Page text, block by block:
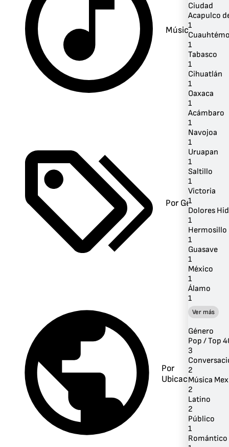
Música
Por Género
Por
Ubicación
Ciudad
Acapulco
1
1
Tabasco
1
Cihuatlán
1
Oaxaca
1
Acámbaro
1
Navojoa
1
Uruapan
1
Saltillo
1
Victoria
1
Dolores
1
Hermosillo
1
Guasave
1
México
1
Álamo
1
Ver más
Género
Pop / Top
3
2
Música
2
Latino
2
Público
1
Romántico